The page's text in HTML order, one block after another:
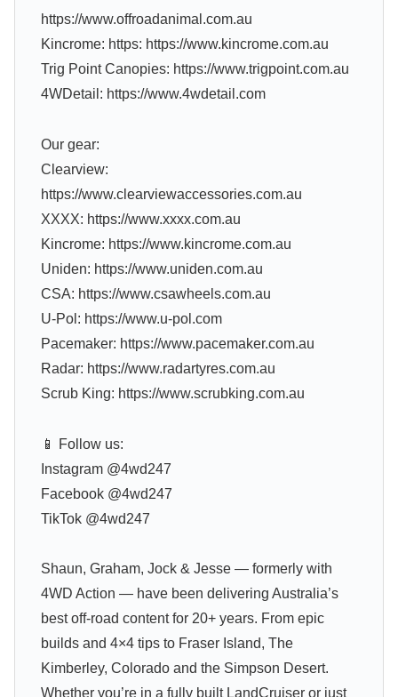
https://www.offroadanimal.com.au
Kincrome: https: https://www.kincrome.com.au
Trig Point Canopies: https://www.trigpoint.com.au
4WDetail: https://www.4wdetail.com
Our gear:
Clearview:
https://www.clearviewaccessories.com.au
XXXX: https://www.xxxx.com.au
Kincrome: https://www.kincrome.com.au
Uniden: https://www.uniden.com.au
CSA: https://www.csawheels.com.au
U-Pol: https://www.u-pol.com
Pacemaker: https://www.pacemaker.com.au
Radar: https://www.radartyres.com.au
Scrub King: https://www.scrubking.com.au
📱 Follow us:
Instagram @4wd247
Facebook @4wd247
TikTok @4wd247
Shaun, Graham, Jock & Jesse — formerly with
4WD Action — have been delivering Australia’s
best off-road content for 20+ years. From epic
builds and 4×4 tips to Fraser Island, The
Kimberley, Colorado and the Simpson Desert.
Whether you’re in a fully built LandCruiser or just